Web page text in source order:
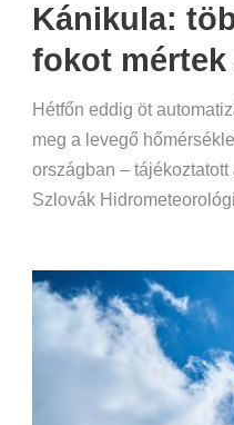
Kánikula:
fokot mértek
Hétfőn eddig öt
meg a levegő
országban –
Szlovák